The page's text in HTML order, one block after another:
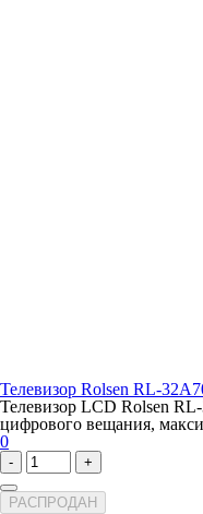
Телевизор Rolsen RL-
Телевизор LCD Rolsen
цифрового вещания,
0
- +
РАСПРОДАН